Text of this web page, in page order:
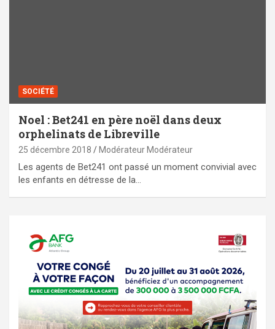
SOCIÉTÉ
Noel : Bet241 en père noël dans deux
orphelinats de Libreville
25 décembre 2018 Modérateur Modérateur
Les agents de Bet241 ont passé un moment convivial avec
les enfants en détresse de la…